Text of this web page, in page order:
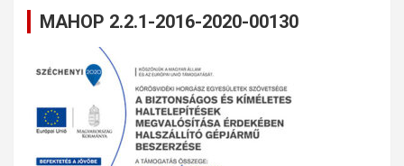
MAHOP 2.2.1-2016-2020-00130